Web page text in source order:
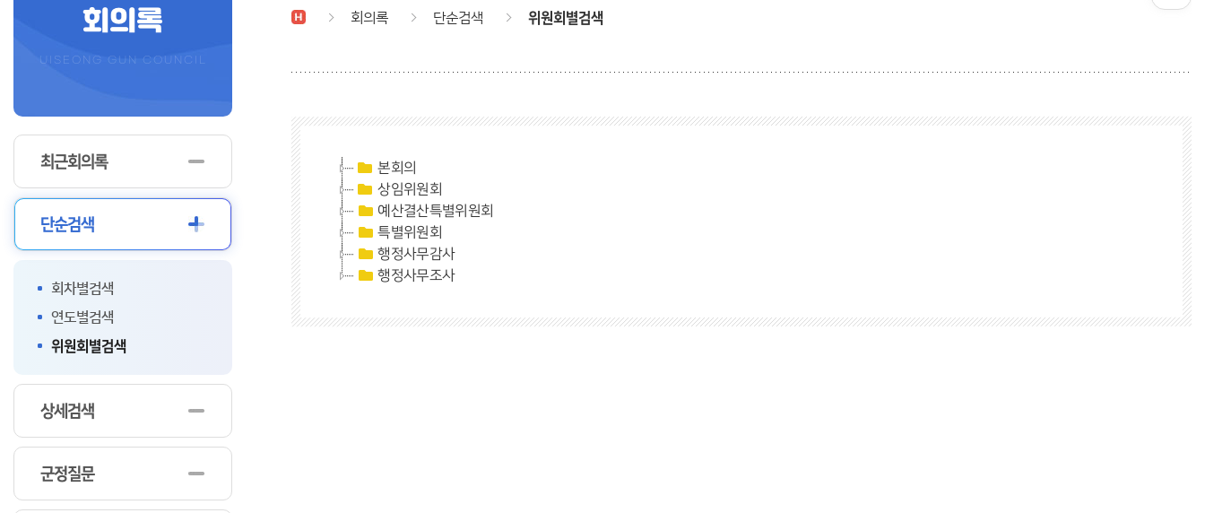
회의록
UISEONG GUN COUNCIL
최근회의록
단순검색
회차별검색
연도별검색
위원회별검색
상세검색
군정질문
회의록 단순검색 위원회별검색
본회의
상임위원회
예산결산특별위원회
특별위원회
행정사무감사
행정사무조사